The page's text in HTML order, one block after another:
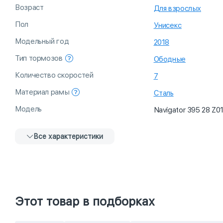
Возраст
Для взрослых
Пол
Унисекс
Модельный год
2018
Тип тормозов
Ободные
Количество скоростей
7
Материал рамы
Сталь
Модель
Navigator 395 28
Все характеристики
Этот товар в подборках